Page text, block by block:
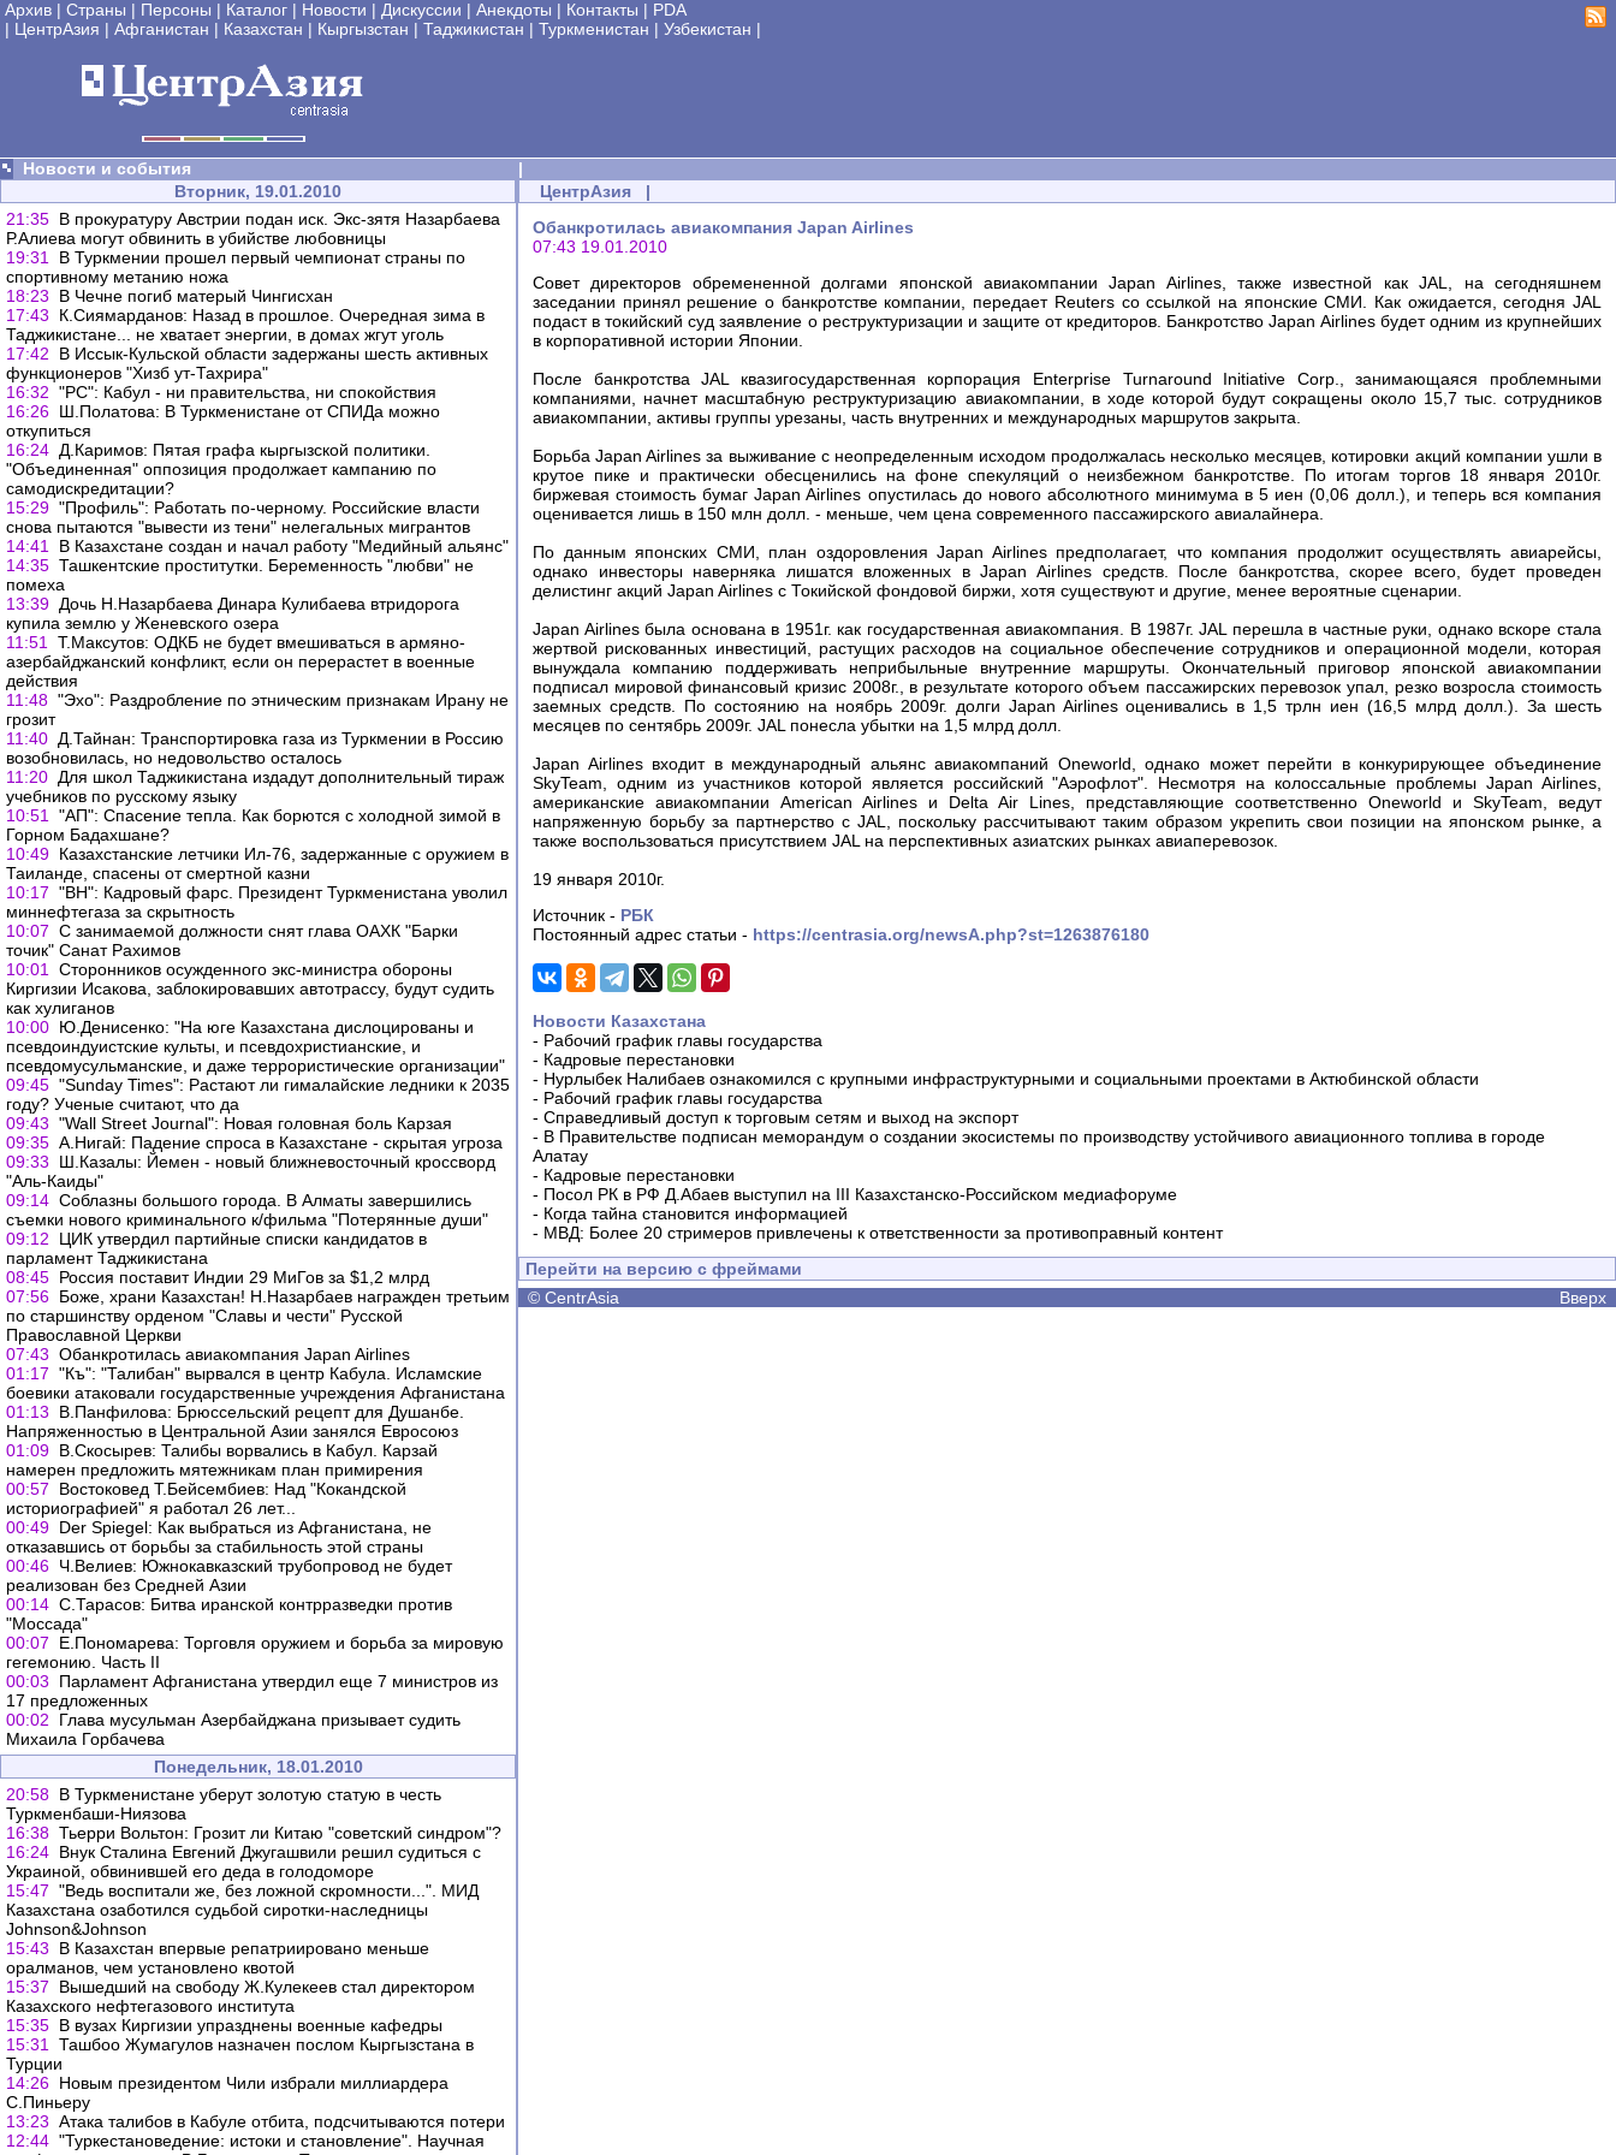
Архив | Страны | Персоны | Каталог | Новости | Дискуссии | Анекдоты | Контакты | PDA
| ЦентрАзия | Афганистан | Казахстан | Кыргызстан | Таджикистан | Туркменистан | Узбекистан |
Новости и события
|
Вторник, 19.01.2010
21:35 В прокуратуру Австрии подан иск. Экс-зятя Назарбаева
Р.Алиева могут обвинить в убийстве любовницы
19:31
В Туркмении прошел первый чемпионат страны по
спортивному метанию ножа
18:23
В Чечне погиб матерый Чингисхан
17:43
К.Сиямарданов: Назад в прошлое. Очередная зима в
Таджикистане... не хватает энергии, в домах жгут уголь
17:42
В Иссык-Кульской области задержаны шесть активных
функционеров "Хизб ут-Тахрира"
16:32 "РС": Кабул - ни правительства, ни спокойствия
16:26 Ш.Полатова: В Туркменистане от СПИДа можно
откупиться
16:24 Д.Каримов: Пятая графа кыргызской политики.
"Объединенная" оппозиция продолжает кампанию по
самодискредитации?
15:29 "Профиль": Работать по-черному. Российские власти
снова пытаются "вывести из тени" нелегальных мигрантов
14:41
В Казахстане создан и начал работу "Медийный альянс"
14:35 Ташкентские проститутки. Беременность "любви" не
помеха
13:39 Дочь Н.Назарбаева Динара Кулибаева втридорога
купила землю у Женевского озера
11:51
Т.Максутов: ОДКБ не будет вмешиваться в армяно-
азербайджанский конфликт, если он перерастет в военные
действия
11:48 "Эхо": Раздробление по этническим признакам Ирану не
грозит
11:40 Д.Тайнан: Транспортировка газа из Туркмении в Россию
возобновилась, но недовольство осталось
11:20 Для школ Таджикистана издадут дополнительный тираж
учебников по русскому языку
10:51
"АП": Спасение тепла. Как борются с холодной зимой в
Горном Бадахшане?
10:49 Казахстанские летчики Ил-76, задержанные с оружием в
Таиланде, спасены от смертной казни
10:17 "ВН": Кадровый фарс. Президент Туркменистана уволил
миннефтегаза за скрытность
10:07 С занимаемой должности снят глава ОАХК "Барки
точик" Санат Рахимов
10:01
Сторонников осужденного экс-министра обороны
Киргизии Исакова, заблокировавших автотрассу, будут судить
как хулиганов
10:00 Ю.Денисенко: "На юге Казахстана дислоцированы и
псевдоиндуистские культы, и псевдохристианские, и
псевдомусульманские, и даже террористические организации"
09:45 "Sunday Times": Растают ли гималайские ледники к 2035
году? Ученые считают, что да
09:43 "Wall Street Journal": Новая головная боль Карзая
09:35 А.Нигай: Падение спроса в Казахстане - скрытая угроза
09:33
Ш.Казалы: Йемен - новый ближневосточный кроссворд
"Аль-Каиды"
09:14 Соблазны большого города. В Алматы завершились
съемки нового криминального к/фильма "Потерянные души"
09:12
ЦИК утвердил партийные списки кандидатов в
парламент Таджикистана
08:45 Россия поставит Индии 29 МиГов за $1,2 млрд
07:56 Боже, храни Казахстан! Н.Назарбаев награжден третьим
по старшинству орденом "Славы и чести" Русской
Православной Церкви
07:43 Обанкротилась авиакомпания Japan Airlines
01:17 "Къ": "Талибан" вырвался в центр Кабула. Исламские
боевики атаковали государственные учреждения Афганистана
01:13
В.Панфилова: Брюссельский рецепт для Душанбе.
Напряженностью в Центральной Азии занялся Евросоюз
01:09 В.Скосырев: Талибы ворвались в Кабул. Карзай
намерен предложить мятежникам план примирения
00:57
Востоковед Т.Бейсембиев: Над "Кокандской
историографией" я работал 26 лет...
00:49 Der Spiegel: Как выбраться из Афганистана, не
отказавшись от борьбы за стабильность этой страны
00:46 Ч.Велиев: Южнокавказский трубопровод не будет
реализован без Средней Азии
00:14 С.Тарасов: Битва иранской контрразведки против
"Моссада"
00:07
Е.Пономарева: Торговля оружием и борьба за мировую
гегемонию. Часть II
00:03
Парламент Афганистана утвердил еще 7 министров из
17 предложенных
00:02
Глава мусульман Азербайджана призывает судить
Михаила Горбачева
Понедельник, 18.01.2010
20:58 В Туркменистане уберут золотую статую в честь
Туркменбаши-Ниязова
16:38 Тьерри Вольтон: Грозит ли Китаю "советский синдром"?
16:24 Внук Сталина Евгений Джугашвили решил судиться с
Украиной, обвинившей его деда в голодоморе
15:47 "Ведь воспитали же, без ложной скромности...". МИД
Казахстана озаботился судьбой сиротки-наследницы
Johnson&Johnson
15:43
В Казахстан впервые репатриировано меньше
оралманов, чем установлено квотой
15:37
Вышедший на свободу Ж.Кулекеев стал директором
Казахского нефтегазового института
15:35 В вузах Киргизии упразднены военные кафедры
15:31
Ташбоо Жумагулов назначен послом Кыргызстана в
Турции
14:26 Новым президентом Чили избрали миллиардера
С.Пиньеру
13:23 Атака талибов в Кабуле отбита, подсчитываются потери
12:44 "Туркестановедение: истоки и становление". Научная
ЦентрАзия |
Обанкротилась авиакомпания Japan Airlines
07:43 19.01.2010
Совет директоров обремененной долгами японской авиакомпании Japan Airlines, также известной как JAL, на сегодняшнем
заседании принял решение о банкротстве компании, передает Reuters со ссылкой на японские СМИ. Как ожидается, сегодня JAL
подаст в токийский суд заявление о реструктуризации и защите от кредиторов. Банкротство Japan Airlines будет одним из крупнейших
в корпоративной истории Японии.
После банкротства JAL квазигосударственная корпорация Enterprise Turnaround Initiative Corp., занимающаяся проблемными
компаниями, начнет масштабную реструктуризацию авиакомпании, в ходе которой будут сокращены около 15,7 тыс. сотрудников
авиакомпании, активы группы урезаны, часть внутренних и международных маршрутов закрыта.
Борьба Japan Airlines за выживание с неопределенным исходом продолжалась несколько месяцев, котировки акций компании ушли в
крутое пике и практически обесценились на фоне спекуляций о неизбежном банкротстве. По итогам торгов 18 января 2010г.
биржевая стоимость бумаг Japan Airlines опустилась до нового абсолютного минимума в 5 иен (0,06 долл.), и теперь вся компания
оценивается лишь в 150 млн долл. - меньше, чем цена современного пассажирского авиалайнера.
По данным японских СМИ, план оздоровления Japan Airlines предполагает, что компания продолжит осуществлять авиарейсы,
однако инвесторы наверняка лишатся вложенных в Japan Airlines средств. После банкротства, скорее всего, будет проведен
делистинг акций Japan Airlines с Токийской фондовой биржи, хотя существуют и другие, менее вероятные сценарии.
Japan Airlines была основана в 1951г. как государственная авиакомпания. В 1987г. JAL перешла в частные руки, однако вскоре стала
жертвой рискованных инвестиций, растущих расходов на социальное обеспечение сотрудников и операционной модели, которая
вынуждала компанию поддерживать неприбыльные внутренние маршруты. Окончательный приговор японской авиакомпании
подписал мировой финансовый кризис 2008г., в результате которого объем пассажирских перевозок упал, резко возросла стоимость
заемных средств. По состоянию на ноябрь 2009г. долги Japan Airlines оценивались в 1,5 трлн иен (16,5 млрд долл.). За шесть
месяцев по сентябрь 2009г. JAL понесла убытки на 1,5 млрд долл.
Japan Airlines входит в международный альянс авиакомпаний Oneworld, однако может перейти в конкурирующее объединение
SkyTeam, одним из участников которой является российский "Аэрофлот". Несмотря на колоссальные проблемы Japan Airlines,
американские авиакомпании American Airlines и Delta Air Lines, представляющие соответственно Oneworld и SkyTeam, ведут
напряженную борьбу за партнерство с JAL, поскольку рассчитывают таким образом укрепить свои позиции на японском рынке, а
также воспользоваться присутствием JAL на перспективных азиатских рынках авиаперевозок.
19 января 2010г.
Источник - РБК
Постоянный адрес статьи - https://centrasia.org/newsA.php?st=1263876180
Новости Казахстана
- Рабочий график главы государства
- Кадровые перестановки
- Нурлыбек Налибаев ознакомился с крупными инфраструктурными и социальными проектами в Актюбинской области
- Рабочий график главы государства
- Справедливый доступ к торговым сетям и выход на экспорт
- В Правительстве подписан меморандум о создании экосистемы по производству устойчивого авиационного топлива в городе
Алатау
- Кадровые перестановки
- Посол РК в РФ Д.Абаев выступил на III Казахстанско-Российском медиафоруме
- Когда тайна становится информацией
- МВД: Более 20 стримеров привлечены к ответственности за противоправный контент
Перейти на версию с фреймами
© CentrAsia Вверх